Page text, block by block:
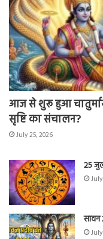
आज से शुरू हुआ
सृष्टि का संचालन?
July 25, 2026
25
सावन